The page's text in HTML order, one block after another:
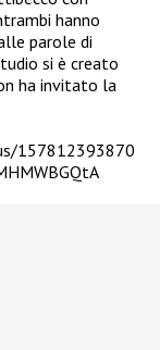
hanno
parole di
si è creato
ha invitato la
157812393870